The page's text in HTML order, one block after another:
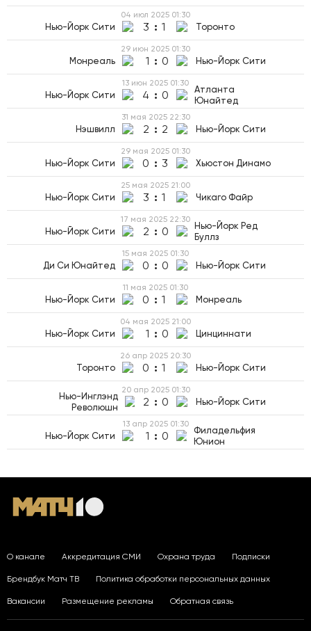
04 июл 2025 01:30
Нью-Йорк Сити 3 : 1 Торонто
29 июн 2025 01:30
Монреаль 1 : 0 Нью-Йорк Сити
13 июн 2025 01:30
Нью-Йорк Сити 4 : 0
Атланта
Юнайтед
31 мая 2025 22:30
Нэшвилл 2 : 2 Нью-Йорк Сити
29 мая 2025 01:30
Нью-Йорк Сити 0 : 3 Хьюстон Динамо
25 мая 2025 21:00
Нью-Йорк Сити 3 : 1 Чикаго Файр
17 мая 2025 22:30
Нью-Йорк Сити 2 : 0
Нью-Йорк Ред
Буллз
15 мая 2025 01:30
Ди Си Юнайтед 0 : 0 Нью-Йорк Сити
11 мая 2025 01:30
Нью-Йорк Сити 0 : 1 Монреаль
04 мая 2025 21:00
Нью-Йорк Сити 1 : 0 Цинциннати
26 апр 2025 20:30
Торонто 0 : 1 Нью-Йорк Сити
20 апр 2025 01:30
Нью-Инглэнд
Революшн
2 : 0 Нью-Йорк Сити
13 апр 2025 01:30
Нью-Йорк Сити 1 : 0
Филадельфия
Юнион
О канале Аккредитация СМИ Охрана труда Подписки
Брендбук Матч ТВ Политика обработки персональных данных
Вакансии Размещение рекламы Обратная связь